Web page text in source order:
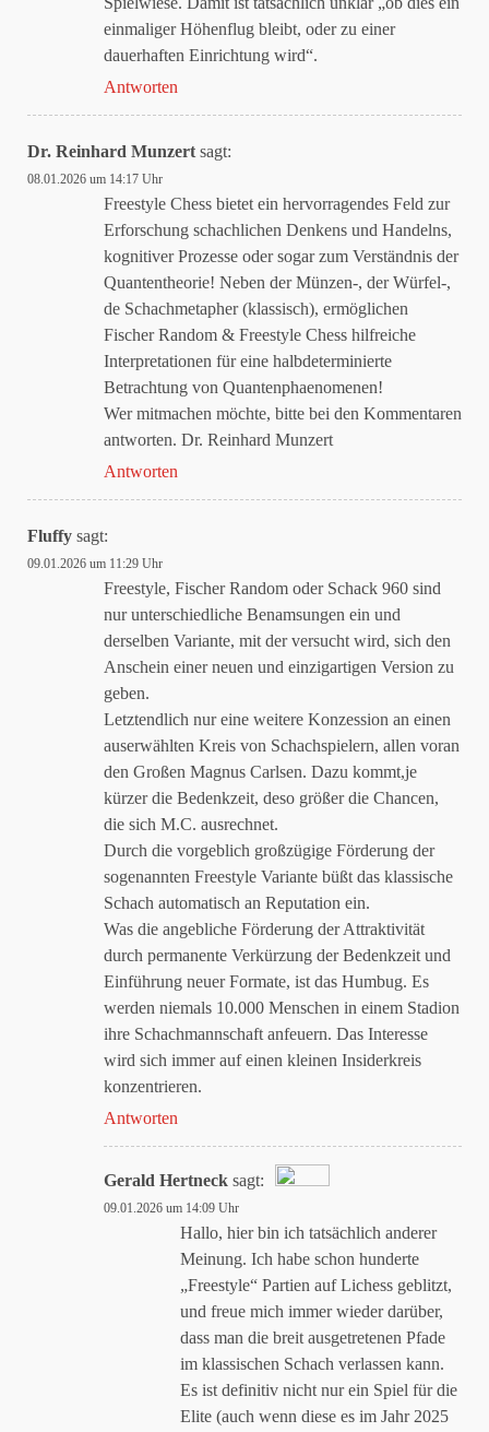
einmaliger Höhenflug bleibt, oder zu einer
dauerhaften Einrichtung wird“.
Antworten
Dr. Reinhard Munzert sagt:
08.01.2026 um 14:17 Uhr
Freestyle Chess bietet ein hervorragendes Feld zur
Erforschung schachlichen Denkens und Handelns,
kognitiver Prozesse oder sogar zum Verständnis der
Quantentheorie! Neben der Münzen-, der Würfel-,
de Schachmetapher (klassisch), ermöglichen
Fischer Random & Freestyle Chess hilfreiche
Interpretationen für eine halbdeterminierte
Betrachtung von Quantenphaenomenen!
Wer mitmachen möchte, bitte bei den Kommentaren
antworten. Dr. Reinhard Munzert
Antworten
Fluffy sagt:
09.01.2026 um 11:29 Uhr
Freestyle, Fischer Random oder Schack 960 sind
nur unterschiedliche Benamsungen ein und
derselben Variante, mit der versucht wird, sich den
Anschein einer neuen und einzigartigen Version zu
geben.
Letztendlich nur eine weitere Konzession an einen
auserwählten Kreis von Schachspielern, allen voran
den Großen Magnus Carlsen. Dazu kommt,je
kürzer die Bedenkzeit, deso größer die Chancen,
die sich M.C. ausrechnet.
Durch die vorgeblich großzügige Förderung der
sogenannten Freestyle Variante büßt das klassische
Schach automatisch an Reputation ein.
Was die angebliche Förderung der Attraktivität
durch permanente Verkürzung der Bedenkzeit und
Einführung neuer Formate, ist das Humbug. Es
werden niemals 10.000 Menschen in einem Stadion
ihre Schachmannschaft anfeuern. Das Interesse
wird sich immer auf einen kleinen Insiderkreis
konzentrieren.
Antworten
Gerald Hertneck sagt:
Das „Echte-Person“-Abzeichen!
Anti-Spam von CleanTalk
09.01.2026 um 14:09 Uhr
Hallo, hier bin ich tatsächlich anderer
Meinung. Ich habe schon hunderte
„Freestyle“ Partien auf Lichess geblitzt,
und freue mich immer wieder darüber,
dass man die breit ausgetretenen Pfade
im klassischen Schach verlassen kann.
Es ist definitiv nicht nur ein Spiel für die
Elite (auch wenn diese es im Jahr 2025